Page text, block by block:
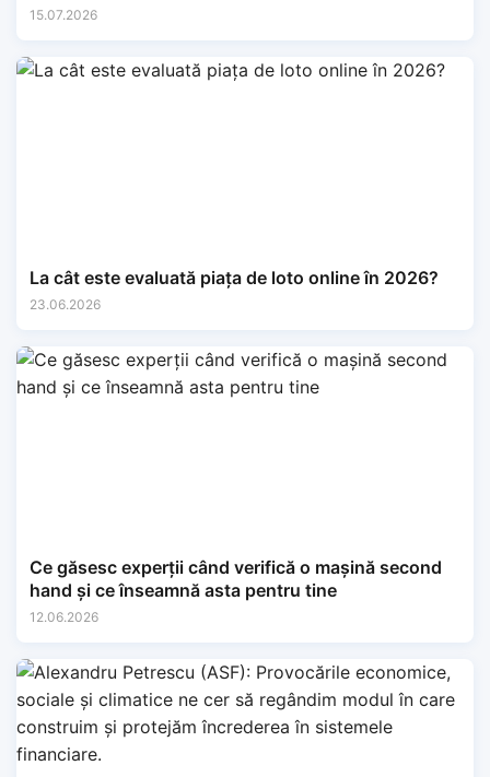
15.07.2026
La cât este evaluată piața de loto online în 2026?
23.06.2026
Ce găsesc experții când verifică o mașină second
hand și ce înseamnă asta pentru tine
12.06.2026